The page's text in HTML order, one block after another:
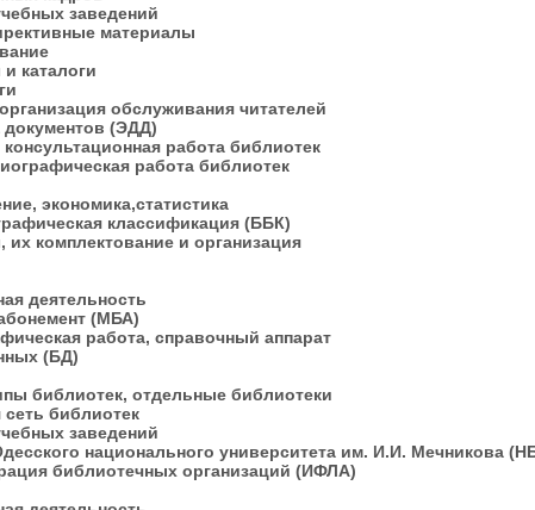
заведений
материалы
каталоги
обслуживания читателей
документов (ЭДД)
работа библиотек
работа библиотек
экономика,статистика
классификация (ББК)
комплектование и организация
деятельность
(МБА)
работа, справочный аппарат
(БД)
библиотек, отдельные библиотеки
библиотек
заведений
национального университета им. И.И. Мечникова
библиотечных организаций (ИФЛА)